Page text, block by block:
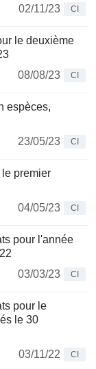
02/11/23
CI
le deuxième
08/08/23
CI
espèces,
23/05/23
CI
premier
04/05/23
CI
pour l'année
03/03/23
CI
pour le
le 30
03/11/22
CI